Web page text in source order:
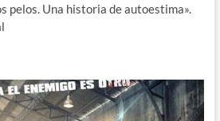
pelos. Una historia de autoestima».